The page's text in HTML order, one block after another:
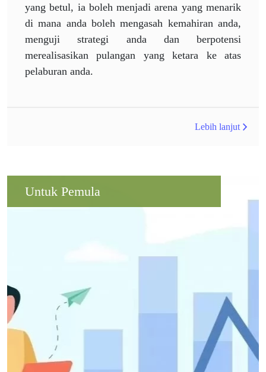
yang betul, ia boleh menjadi arena yang menarik
di mana anda boleh mengasah kemahiran anda,
menguji strategi anda dan berpotensi
merealisasikan pulangan yang ketara ke atas
pelaburan anda.
Lebih lanjut
Untuk Pemula